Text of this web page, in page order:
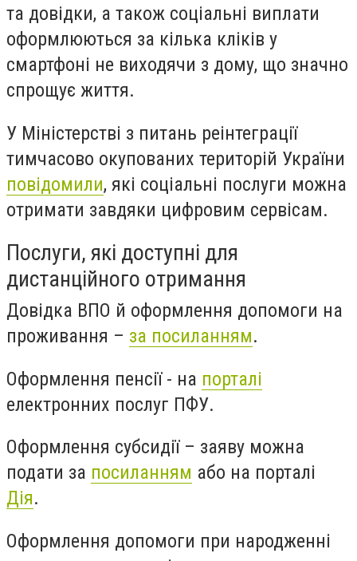
та довідки, а також соціальні виплати
оформлюються за кілька кліків у
смартфоні не виходячи з дому, що значно
спрощує життя.
У Міністерстві з питань реінтеграції
тимчасово окупованих територій України
повідомили, які соціальні послуги можна
отримати завдяки цифровим сервісам.
Послуги, які доступні для
дистанційного отримання
Довідка ВПО й оформлення допомоги на
проживання – за посиланням.
Оформлення пенсії - на порталі
електронних послуг ПФУ.
Оформлення субсидії – заяву можна
подати за посиланням або на порталі
Дія.
Оформлення допомоги при народженні